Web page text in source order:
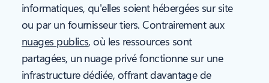
informatiques, qu'elles soient hébergées sur site
ou par un fournisseur tiers. Contrairement aux
nuages publics, où les ressources sont
partagées, un nuage privé fonctionne sur une
infrastructure dédiée, offrant davantage de